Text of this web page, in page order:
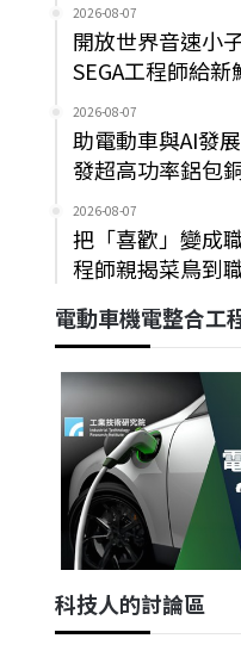
2026-08-07
開放世界音速小
SEGA工程師給
2026-08-07
助電動車與AI發
發超高功率鋁包
2026-08-07
把「喜歡」變成
程師親揭菜鳥到
電動車機電整合工
科技人的討論區